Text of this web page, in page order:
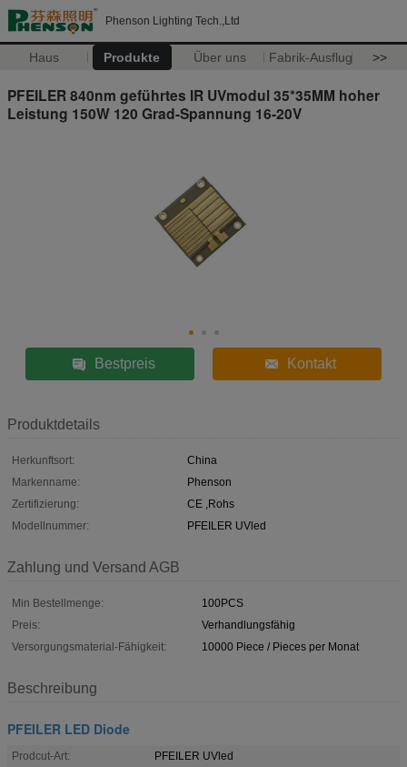
Phenson Lighting Tech.,Ltd
Haus Produkte Über uns Fabrik-Ausflug >>
PFEILER 840nm geführtes IR UVmodul 35*35MM hoher
Leistung 150W 120 Grad-Spannung 16-20V
Bestpreis Kontakt
Produktdetails
Herkunftsort:
China
Markenname:
Phenson
Zertifizierung:
CE ,Rohs
Modellnummer:
PFEILER UVled
Zahlung und Versand AGB
Min Bestellmenge:
100PCS
Preis:
Verhandlungsfähig
Versorgungsmaterial-Fähigkeit:
10000 Piece / Pieces per Monat
Beschreibung
PFEILER LED Diode
Prodcut-Art:
PFEILER UVled